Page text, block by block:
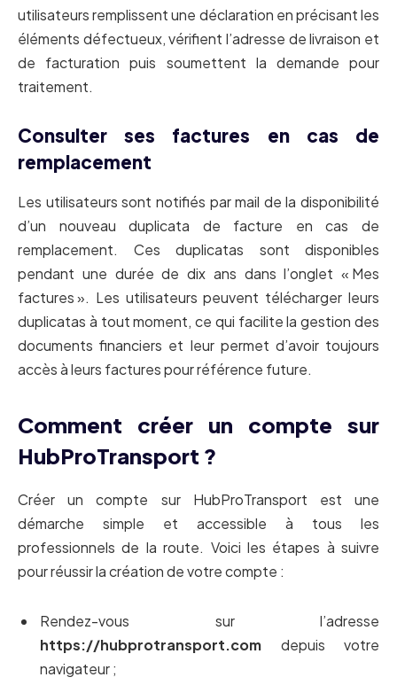
utilisateurs remplissent une déclaration en précisant les
éléments défectueux, vérifient l’adresse de livraison et
de facturation puis soumettent la demande pour
traitement.
Consulter ses factures en cas de
remplacement
Les utilisateurs sont notifiés par mail de la disponibilité
d’un nouveau duplicata de facture en cas de
remplacement. Ces duplicatas sont disponibles
pendant une durée de dix ans dans l’onglet « Mes
factures ». Les utilisateurs peuvent télécharger leurs
duplicatas à tout moment, ce qui facilite la gestion des
documents financiers et leur permet d’avoir toujours
accès à leurs factures pour référence future.
Comment créer un compte sur
HubProTransport ?
Créer un compte sur HubProTransport est une
démarche simple et accessible à tous les
professionnels de la route. Voici les étapes à suivre
pour réussir la création de votre compte :
Rendez-vous sur l’adresse
https://hubprotransport.com depuis votre
navigateur ;